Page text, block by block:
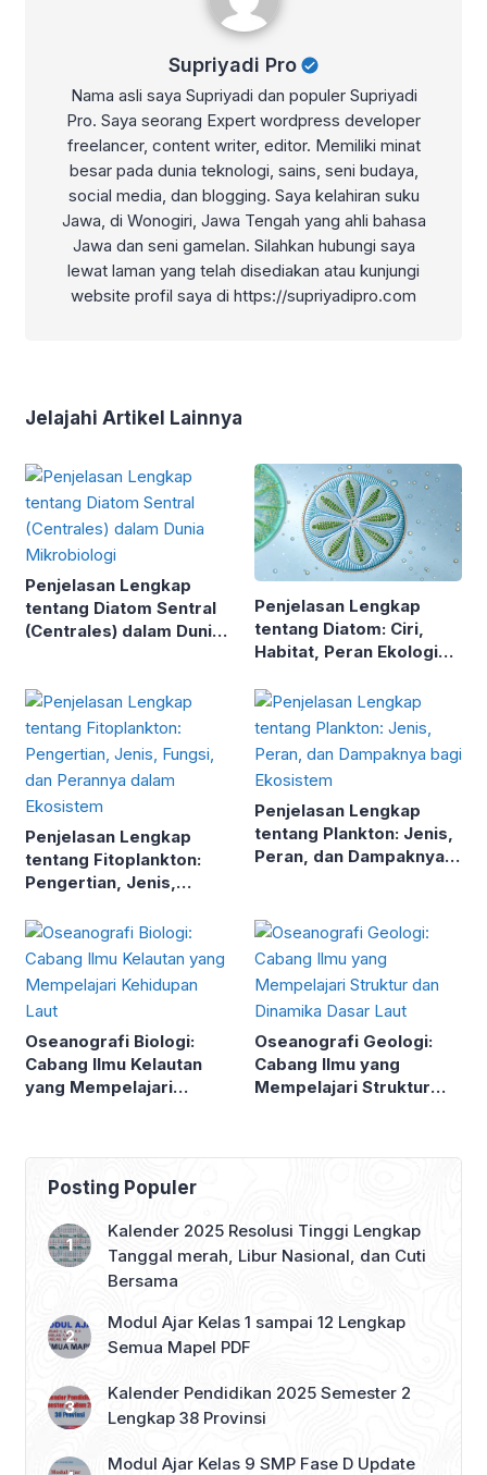
Supriyadi Pro
Nama asli saya Supriyadi dan populer Supriyadi
Pro. Saya seorang Expert wordpress developer
freelancer, content writer, editor. Memiliki minat
besar pada dunia teknologi, sains, seni budaya,
social media, dan blogging. Saya kelahiran suku
Jawa, di Wonogiri, Jawa Tengah yang ahli bahasa
Jawa dan seni gamelan. Silahkan hubungi saya
lewat laman yang telah disediakan atau kunjungi
website profil saya di https://supriyadipro.com
Jelajahi Artikel Lainnya
Penjelasan Lengkap
tentang Diatom Sentral
(Centrales) dalam Dunia
Penjelasan Lengkap
tentang Diatom: Ciri,
Habitat, Peran Ekologis,
Penjelasan Lengkap
tentang Fitoplankton:
Pengertian, Jenis,
dalam Ekosistem
Penjelasan Lengkap
tentang Plankton: Jenis,
Peran, dan Dampaknya
Oseanografi Biologi:
Cabang Ilmu Kelautan
yang Mempelajari
Oseanografi Geologi:
Cabang Ilmu yang
Mempelajari Struktur
Posting Populer
Kalender 2025 Resolusi Tinggi Lengkap
Tanggal merah, Libur Nasional, dan Cuti
Bersama
Modul Ajar Kelas 1 sampai 12 Lengkap
Semua Mapel PDF
Kalender Pendidikan 2025 Semester 2
Lengkap 38 Provinsi
Modul Ajar Kelas 9 SMP Fase D Update